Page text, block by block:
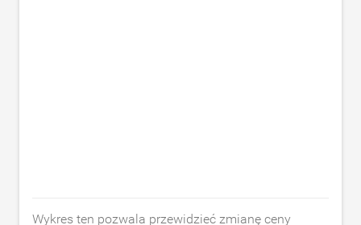
Wykres ten pozwala przewidzieć zmianę ceny